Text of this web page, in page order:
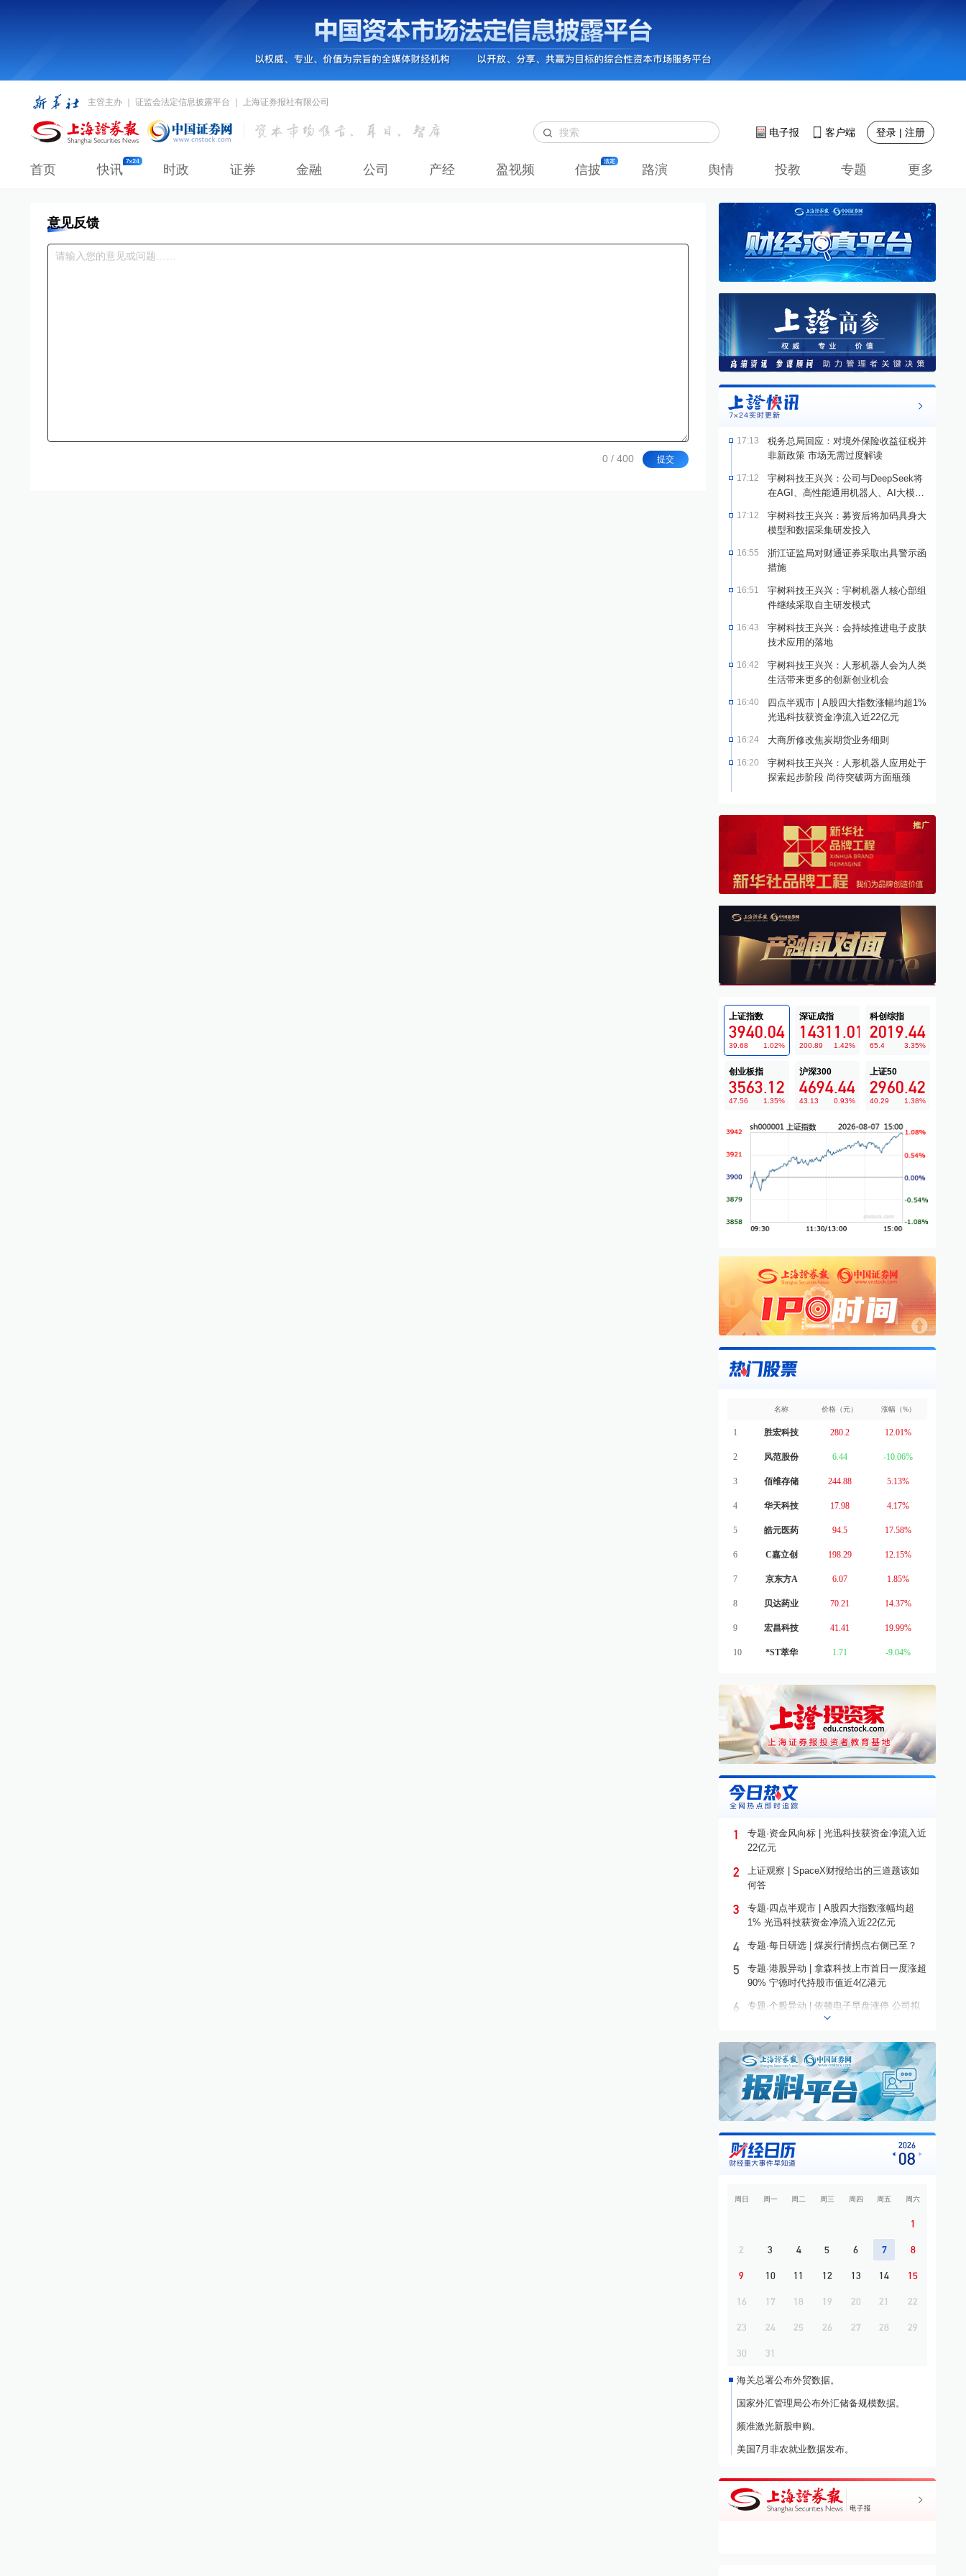
主管主办 ｜ 证监会法定信息披露平台 ｜ 上海证券报社有限公司
电子报 客户端 登录 | 注册
首页 快讯 时政 证券 金融 公司 产经 盈视频 信披 路演 舆情 投教 专题 更多
意见反馈
提交
17:13
税务总局回应：对境外保险收益征税并
非新政策 市场无需过度解读
17:12
宇树科技王兴兴：公司与DeepSeek将
在AGI、高性能通用机器人、AI大模型
17:12
宇树科技王兴兴：募资后将加码具身大
模型和数据采集研发投入
16:55
浙江证监局对财通证券采取出具警示函
措施
16:51
宇树科技王兴兴：宇树机器人核心部组
件继续采取自主研发模式
16:43
宇树科技王兴兴：会持续推进电子皮肤
技术应用的落地
16:42
宇树科技王兴兴：人形机器人会为人类
生活带来更多的创新创业机会
16:40
四点半观市 | A股四大指数涨幅均超1%
光迅科技获资金净流入近22亿元
16:24 大商所修改焦炭期货业务细则
16:20
宇树科技王兴兴：人形机器人应用处于
探索起步阶段 尚待突破两方面瓶颈
上证指数
3940.04
39.68 1.02%
深证成指
14311.01
200.89 1.42%
科创综指
2019.44
65.4 3.35%
创业板指
3563.12
47.56 1.35%
沪深300
4694.44
43.13 0.93%
上证50
2960.42
40.29 1.38%
名称 价格（元） 涨幅（%）
1 胜宏科技 280.2 12.01%
2 风范股份 6.44 -10.06%
3 佰维存储 244.88 5.13%
4 华天科技 17.98 4.17%
5 皓元医药 94.5 17.58%
6 C嘉立创 198.29 12.15%
7 京东方A 6.07 1.85%
8 贝达药业 70.21 14.37%
9 宏昌科技 41.41 19.99%
10 *ST萃华 1.71 -9.04%
1
专题·资金风向标 | 光迅科技获资金净流入近
22亿元
2
上证观察 | SpaceX财报给出的三道题该如
何答
3
专题·四点半观市 | A股四大指数涨幅均超
1% 光迅科技获资金净流入近22亿元
4 专题·每日研选 | 煤炭行情拐点右侧已至？
5
专题·港股异动 | 拿森科技上市首日一度涨超
90% 宁德时代持股市值近4亿港元
6
专题·个股异动 | 依顿电子早盘涨停 公司拟
募资20亿元投建高端PCB项目
7
专题·板块异动 | 铜箔概念走高 铜冠铜箔一
度涨停
8
专题·国际晨讯 | Alphabet启动250亿美元发
债 美国将对多晶硅衍生品加征15%关税
9 开盘必读
10 专题·中东战云 | 霍尔木兹海峡通航协议接近
敲定？
2026
08
周日 周一 周二 周三 周四 周五 周六
1
2 3 4 5 6 7 8
9 10 11 12 13 14 15
16 17 18 19 20 21 22
23 24 25 26 27 28 29
30 31
海关总署公布外贸数据。
国家外汇管理局公布外汇储备规模数据。
频准激光新股申购。
美国7月非农就业数据发布。